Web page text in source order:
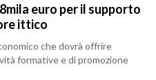
euro per il supporto
ittico
che dovrà offrire
formative e di promozione